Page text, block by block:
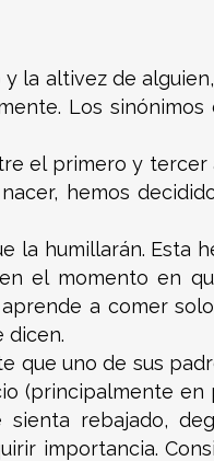
la altivez de
Los sinónimos
el primero y tercer
hemos
la humillarán. Esta
el momento en
a comer
dicen.
que uno de sus
(principalmente en
rebajado,
importancia.